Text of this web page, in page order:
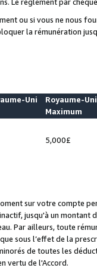
ou si vous ne nous
la rémunération
Uni
Royaume-Uni
Maximum
5,000£
sur votre compte
jusqu'à un montant
Par ailleurs, toute
sous l’effet de la
de toutes les
vertu de l'Accord.